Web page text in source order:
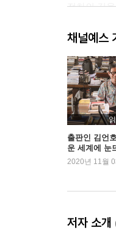
전차의 길
4
한국 현대
"선지자는
무신론자의
5
배신당한
23년 만에
6
채널예스
출판인 김언
운 세계에 눈
2020년 11월
저자 소개